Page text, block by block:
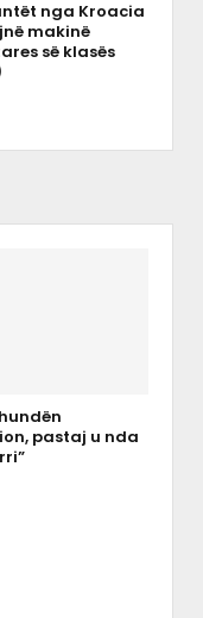
nga Kroacia
makinë
së klasës
pastaj u nda